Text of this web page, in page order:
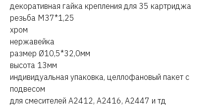
декоративная гайка крепления для 35 картриджа
резьба М37*1,25
хром
нержавейка
размер Ø10,5*32,0мм
высота 13мм
индивидуальная упаковка, целлофановый пакет с
подвесом
для смесителей A2412, A2416, A2447 и тд